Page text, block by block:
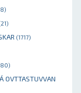
(1717)
OVTTASTUVVAN